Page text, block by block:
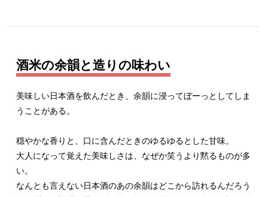
酒米の余韻と造りの味わい
美味しい日本酒を飲んだとき、余韻に浸ってぼーっとしてしま
うことがある。
穏やかな香りと、口に含んだときのゆるゆるとした甘味。
大人になって覚えた美味しさは、なぜか笑うより黙るものが多
い。
なんとも言えない日本酒のあの余韻はどこから訪れるんだろう